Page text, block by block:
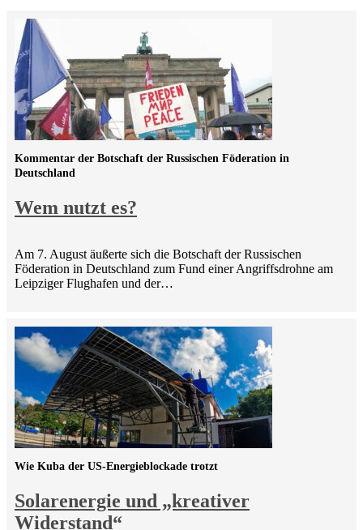
Wem nutzt es?
Kommentar der Botschaft der Russischen Föderation in
Deutschland
Am 7. August äußerte sich die Botschaft der Russischen
Föderation in Deutschland zum Fund einer Angriffsdrohne am
Leipziger Flughafen und der…
Solarenergie und „kreativer
Widerstand“
Wie Kuba der US-Energieblockade trotzt